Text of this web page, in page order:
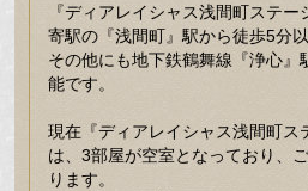
『ディアレイシャス浅間町ステ
寄駅の『浅間町』駅から徒歩5分
その他にも地下鉄鶴舞線『浄心』
能です。
現在『ディアレイシャス浅間町ス
は、3部屋が空室となっており、
ります。